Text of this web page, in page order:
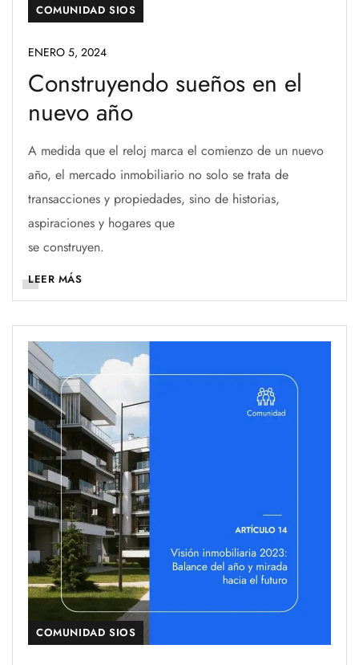
COMUNIDAD SIOS
ENERO 5, 2024
Construyendo sueños en el
nuevo año
A medida que el reloj marca el comienzo de un nuevo
año, el mercado inmobiliario no solo se trata de
transacciones y propiedades, sino de historias,
aspiraciones y hogares que
se construyen.
LEER MÁS
COMUNIDAD SIOS